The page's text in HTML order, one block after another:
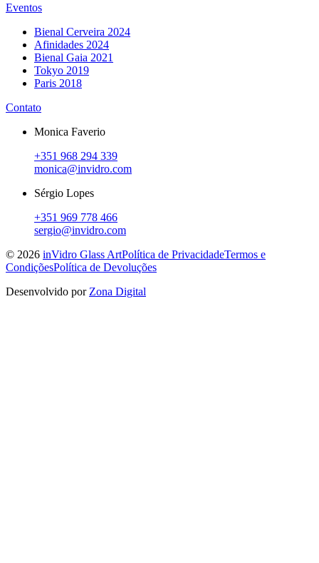
Eventos
Bienal Cerveira 2024
Afinidades 2024
Bienal Gaia 2021
Tokyo 2019
Paris 2018
Contato
Monica Faverio
+351 968 294 339
monica@invidro.com
Sérgio Lopes
+351 969 778 466
sergio@invidro.com
© 2026 inVidro Glass ArtPolítica de PrivacidadeTermos e
CondiçõesPolítica de Devoluções
Desenvolvido por Zona Digital